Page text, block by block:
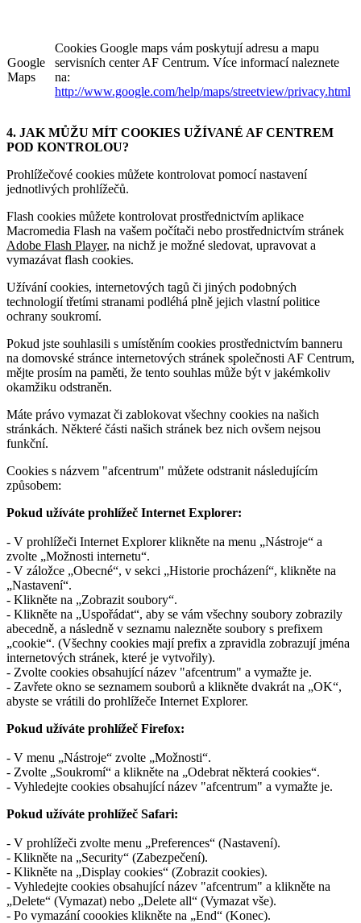
Google
Maps
Cookies Google maps vám poskytují adresu a mapu
servisních center AF Centrum. Více informací naleznete
na:
http://www.google.com/help/maps/streetview/privacy.html
4. JAK MŮŽU MÍT COOKIES UŽÍVANÉ AF CENTREM
POD KONTROLOU?
Prohlížečové cookies můžete kontrolovat pomocí nastavení
jednotlivých prohlížečů.
Flash cookies můžete kontrolovat prostřednictvím aplikace
Macromedia Flash na vašem počítači nebo prostřednictvím stránek
Adobe Flash Player, na nichž je možné sledovat, upravovat a
vymazávat flash cookies.
Užívání cookies, internetových tagů či jiných podobných
technologií třetími stranami podléhá plně jejich vlastní politice
ochrany soukromí.
Pokud jste souhlasili s umístěním cookies prostřednictvím banneru
na domovské stránce internetových stránek společnosti AF Centrum,
mějte prosím na paměti, že tento souhlas může být v jakémkoliv
okamžiku odstraněn.
Máte právo vymazat či zablokovat všechny cookies na našich
stránkách. Některé části našich stránek bez nich ovšem nejsou
funkční.
Cookies s názvem "afcentrum" můžete odstranit následujícím
způsobem:
Pokud užíváte prohlížeč Internet Explorer:
- V prohlížeči Internet Explorer klikněte na menu „Nástroje“ a
zvolte „Možnosti internetu“.
- V záložce „Obecné“, v sekci „Historie procházení“, klikněte na
„Nastavení“.
- Klikněte na „Zobrazit soubory“.
- Klikněte na „Uspořádat“, aby se vám všechny soubory zobrazily
abecedně, a následně v seznamu nalezněte soubory s prefixem
„cookie“. (Všechny cookies mají prefix a zpravidla zobrazují jména
internetových stránek, které je vytvořily).
- Zvolte cookies obsahující název "afcentrum" a vymažte je.
- Zavřete okno se seznamem souborů a klikněte dvakrát na „OK“,
abyste se vrátili do prohlížeče Internet Explorer.
Pokud užíváte prohlížeč Firefox:
- V menu „Nástroje“ zvolte „Možnosti“.
- Zvolte „Soukromí“ a klikněte na „Odebrat některá cookies“.
- Vyhledejte cookies obsahující název "afcentrum" a vymažte je.
Pokud užíváte prohlížeč Safari:
- V prohlížeči zvolte menu „Preferences“ (Nastavení).
- Klikněte na „Security“ (Zabezpečení).
- Klikněte na „Display cookies“ (Zobrazit cookies).
- Vyhledejte cookies obsahující název "afcentrum" a klikněte na
„Delete“ (Vymazat) nebo „Delete all“ (Vymazat vše).
- Po vymazání coookies klikněte na „End“ (Konec).